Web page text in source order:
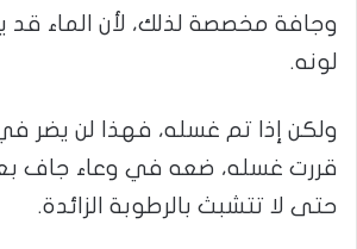
وجافة مخصصة لذلك، لأن الماء
لونه.
ولكن إذا تم غسله، فهذا لن يضر
قررت غسله، ضعه في وعاء جاف
حتى لا تتشبث بالرطوبة الزائدة.